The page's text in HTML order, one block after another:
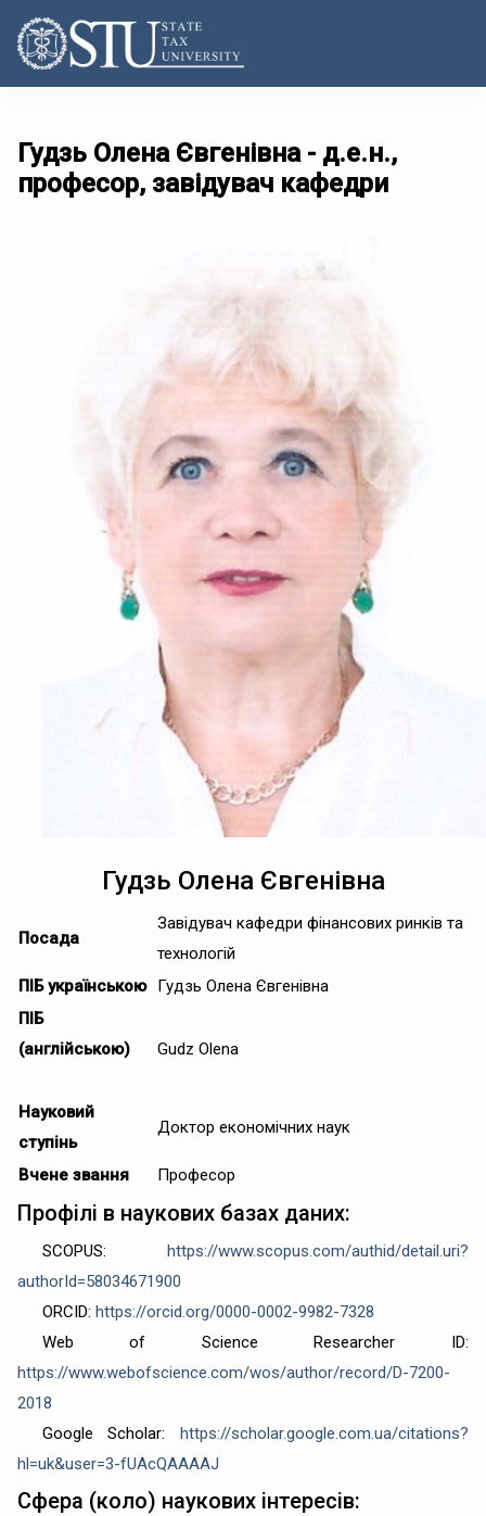
Гудзь Олена Євгенівна - д.е.н.,
професор, завідувач кафедри
Гудзь Олена Євгенівна
Посада
Завідувач кафедри фінансових ринків та
технологій
ПІБ українською
Гудзь Олена Євгенівна
ПІБ
(англійською)
Gudz Olena
Науковий
ступінь
Доктор економічних наук
Вчене звання Професор
Профілі в наукових базах даних:
SCOPUS: https://www.scopus.com/authid/detail.uri?
authorId=58034671900
ORCID: https://orcid.org/0000-0002-9982-7328
Web of Science Researcher ID:
https://www.webofscience.com/wos/author/record/D-7200-
2018
Google Scholar: https://scholar.google.com.ua/citations?
hl=uk&user=3-fUAcQAAAAJ
Сфера (коло) наукових інтересів: